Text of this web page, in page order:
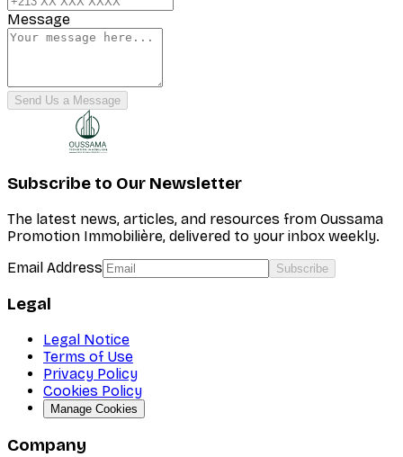
Message
Send Us a Message
Subscribe to Our Newsletter
The latest news, articles, and resources from Oussama
Promotion Immobilière, delivered to your inbox weekly.
Email Address
Subscribe
Legal
Legal Notice
Terms of Use
Privacy Policy
Cookies Policy
Manage Cookies
Company